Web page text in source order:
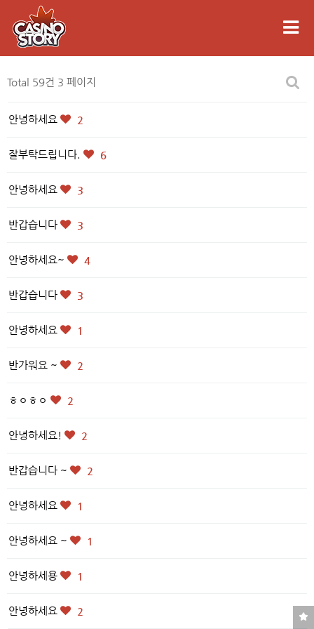
Total 59건 3 페이지
안녕하세요 2
잘부탁드립니다. 6
안녕하세요 3
반갑습니다 3
안녕하세요~ 4
반갑습니다 3
안녕하세요 1
반가워요 ~ 2
ㅎㅇㅎㅇ 2
안녕하세요! 2
반갑습니다 ~ 2
안녕하세요 1
안녕하세요 ~ 1
안녕하세용 1
안녕하세요 2